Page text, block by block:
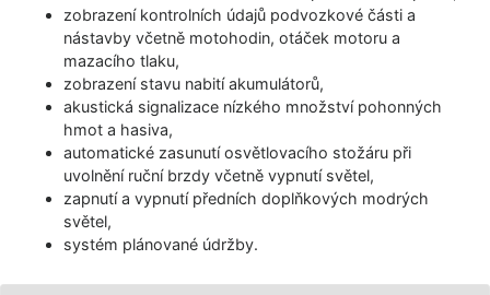
zobrazení kontrolních údajů podvozkové části a
nástavby včetně motohodin, otáček motoru a
mazacího tlaku,
zobrazení stavu nabití akumulátorů,
akustická signalizace nízkého množství pohonných
hmot a hasiva,
automatické zasunutí osvětlovacího stožáru při
uvolnění ruční brzdy včetně vypnutí světel,
zapnutí a vypnutí předních doplňkových modrých
světel,
systém plánované údržby.